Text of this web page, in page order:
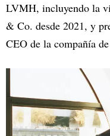
LVMH, incluyendo la
& Co. desde 2021, y
CEO de la compañía